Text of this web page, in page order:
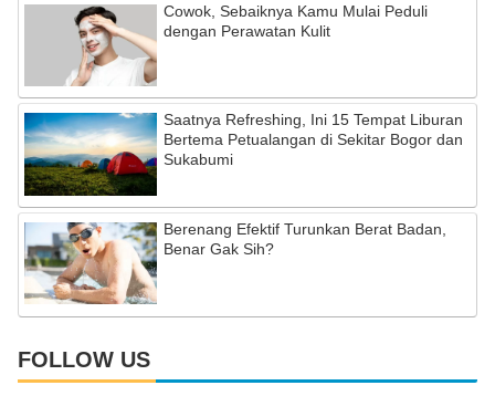
Cowok, Sebaiknya Kamu Mulai Peduli
dengan Perawatan Kulit
Saatnya Refreshing, Ini 15 Tempat Liburan
Bertema Petualangan di Sekitar Bogor dan
Sukabumi
Berenang Efektif Turunkan Berat Badan,
Benar Gak Sih?
FOLLOW US